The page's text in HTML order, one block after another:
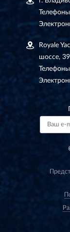
Royale
шоссе,